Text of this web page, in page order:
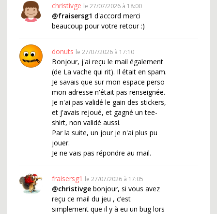
christivge le 27/07/2026 à 18:00
@fraisersg1 d'accord merci
beaucoup pour votre retour :)
donuts le 27/07/2026 à 17:10
Bonjour, j'ai reçu le mail également
(de La vache qui rit). Il était en spam.
Je savais que sur mon espace perso
mon adresse n'était pas renseignée.
Je n'ai pas validé le gain des stickers,
et j'avais rejoué, et gagné un tee-
shirt, non validé aussi.
Par la suite, un jour je n'ai plus pu
jouer.
Je ne vais pas répondre au mail.
fraisersg1 le 27/07/2026 à 17:05
@christivge bonjour, si vous avez
reçu ce mail du jeu , c’est
simplement que il y à eu un bug lors